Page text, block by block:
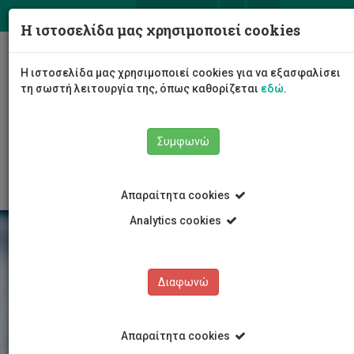
Σχολή Επιστημών Υγείας
Τμήμα Νοσηλευτικής
Νέα/Ανακοινώσεις
Η ιστοσελίδα μας χρησιμοποιεί cookies
Η ιστοσελίδα μας χρησιμοποιεί cookies για να εξασφαλίσει
τη σωστή λειτουργία της, όπως καθορίζεται εδώ.
Συμφωνώ
Απαραίτητα cookies
Analytics cookies
Διαφωνώ
Απαραίτητα cookies